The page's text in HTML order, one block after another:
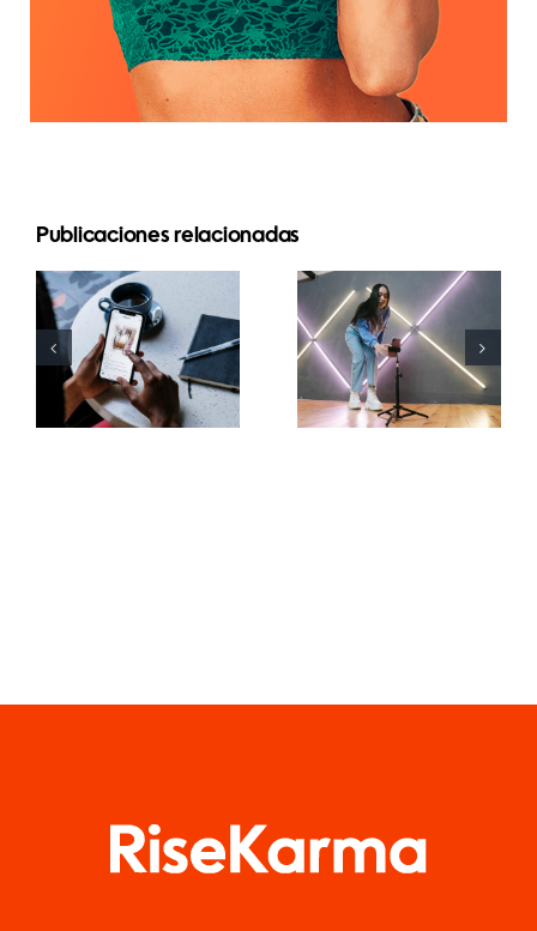
Publicaciones relacionadas
¿Cómo
fusionar
varias
cuentas de
Instagram
Top 5
Métodos
para
Aumentar el
Alcance
Orgánico en